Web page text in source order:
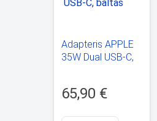
Adapteris APPLE
35W Dual USB-C,
65,90 €